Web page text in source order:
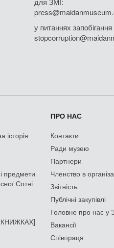
у питаннях запобігання
історія
предмети
Сотні
ПРО НАС
Контакти
Ради музею
Партнери
Членство в
Звітність
Публічні закупівлі
Головне про нас у
Вакансії
Співпраця